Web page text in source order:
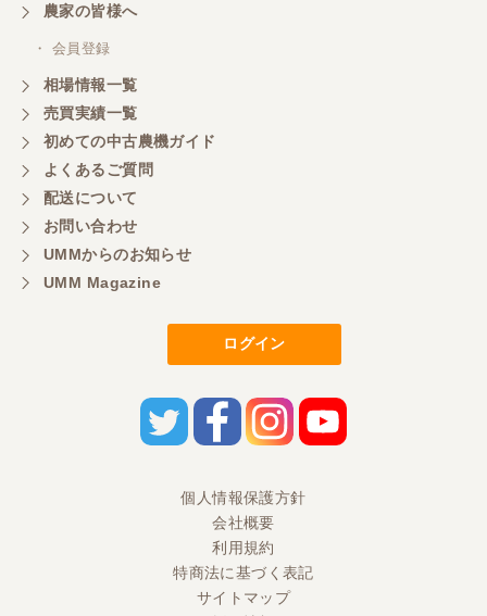
農家の皆様へ
・ 会員登録
相場情報一覧
売買実績一覧
初めての中古農機ガイド
よくあるご質問
配送について
お問い合わせ
UMMからのお知らせ
UMM Magazine
ログイン
個人情報保護方針
会社概要
利用規約
特商法に基づく表記
サイトマップ